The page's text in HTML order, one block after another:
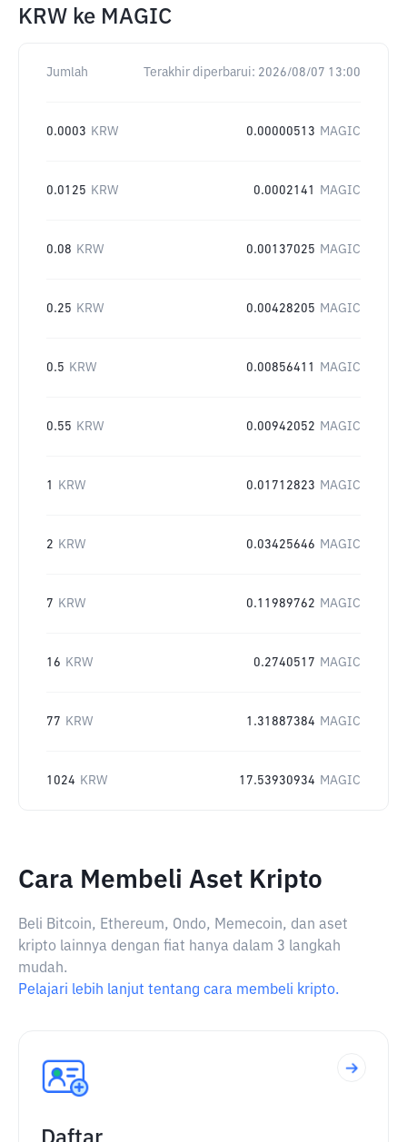
KRW ke MAGIC
Jumlah Terakhir diperbarui: 2026/08/07 13:00
0.0003 KRW 0.00000513 MAGIC
0.0125 KRW 0.0002141 MAGIC
0.08 KRW 0.00137025 MAGIC
0.25 KRW 0.00428205 MAGIC
0.5 KRW 0.00856411 MAGIC
0.55 KRW 0.00942052 MAGIC
1 KRW 0.01712823 MAGIC
2 KRW 0.03425646 MAGIC
7 KRW 0.11989762 MAGIC
16 KRW 0.2740517 MAGIC
77 KRW 1.31887384 MAGIC
1024 KRW 17.53930934 MAGIC
Cara Membeli Aset Kripto
Beli Bitcoin, Ethereum, Ondo, Memecoin, dan aset
kripto lainnya dengan fiat hanya dalam 3 langkah
mudah.
Pelajari lebih lanjut tentang cara membeli kripto.